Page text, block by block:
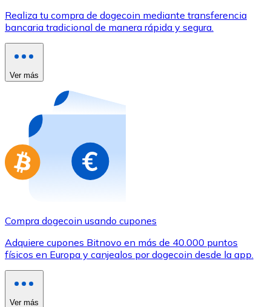
Comprar con tarjeta
Tienda - Tarjetas regalo
Nuevo
Compra tarjetas regalo de tus marcas favoritas con
Ir a la tienda de tarjetas regalo
Realiza tu compra de dogecoin mediante transferencia
bancaria tradicional de manera rápida y segura.
Ver más
Compra dogecoin usando cupones
Adquiere cupones Bitnovo en más de 40.000 puntos
físicos en Europa y canjealos por dogecoin desde la app.
Ver más